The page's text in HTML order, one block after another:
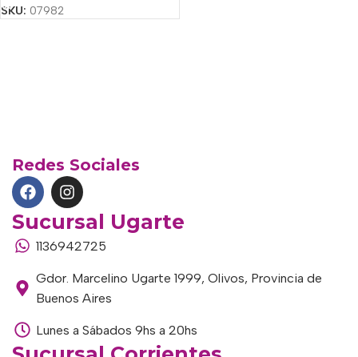
SKU: 07982
Redes Sociales
Sucursal Ugarte
1136942725
Gdor. Marcelino Ugarte 1999, Olivos, Provincia de
Buenos Aires
Lunes a Sábados 9hs a 20hs